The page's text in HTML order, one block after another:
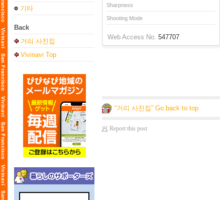
기타
Back
거리 사진집
Vivinavi Top
Sharpness
Shooting Mode
Web Access No. 547707
“거리 사진집” Go back to top
Report this post